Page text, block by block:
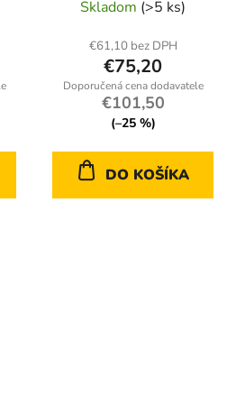
hlavíc CrV
Skladom (>5 ks)
€61,10 bez DPH
€75,20
€101,50
(–25 %)
DO KOŠÍKA